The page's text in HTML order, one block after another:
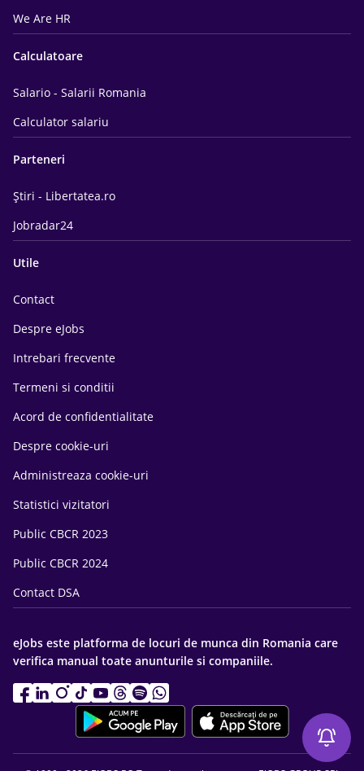
We Are HR
Calculatoare
Salario - Salarii Romania
Calculator salariu
Parteneri
Știri - Libertatea.ro
Jobradar24
Utile
Contact
Despre eJobs
Intrebari frecvente
Termeni si conditii
Acord de confidentialitate
Despre cookie-uri
Administreaza cookie-uri
Statistici vizitatori
Public CBCR 2023
Public CBCR 2024
Contact DSA
eJobs este platforma de locuri de munca din Romania care
verifica manual toate anunturile si companiile.